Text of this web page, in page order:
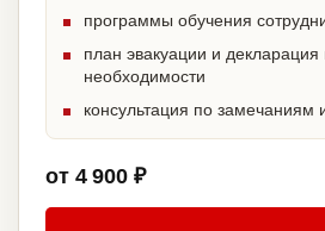
программы обучения
план эвакуации и декларация
необходимости
консультация по замечаниям
от 4 900 ₽